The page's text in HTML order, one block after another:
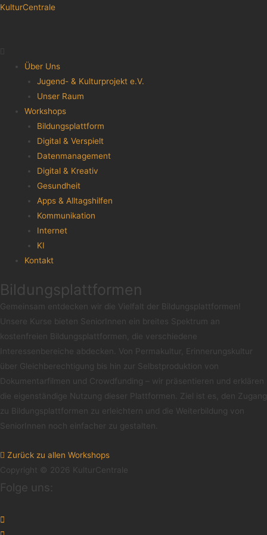
KulturCentrale
Über Uns
Jugend- & Kulturprojekt e.V.
Unser Raum
Workshops
Bildungsplattform
Digital & Verspielt
Datenmanagement
Digital & Kreativ
Gesundheit
Apps & Alltagshilfen
Kommunikation
Internet
KI
Kontakt
Bildungsplattformen
Gemeinsam entdecken wir die Vielfalt der Bildungsplattformen!
Unsere Kurse bieten SeniorInnen ein breites Spektrum an
kostenfreien Bildungsplattformen, die verschiedene
Interessenbereiche abdecken. Von Permakultur, Erinnerungskultur
über Gleichberechtigung bis hin zur Selbstproduktion von
Dokumentarfilmen und Crowdfunding – wir präsentieren und erklären
die eigenständige Nutzung dieser Plattformen. Ziel ist es, den Zugang
zu Bildungsplattformen zu erleichtern und die Weiterbildung von
SeniorInnen noch einfacher zu gestalten.
Zurück zu allen Workshops
Copyright © 2026 KulturCentrale
Folge uns: